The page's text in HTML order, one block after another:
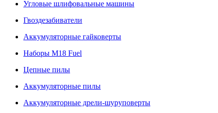
Угловые шлифовальные машины
Гвоздезабиватели
Аккумуляторные гайковерты
Наборы M18 Fuel
Цепные пилы
Аккумуляторные пилы
Аккумуляторные дрели-шуруповерты